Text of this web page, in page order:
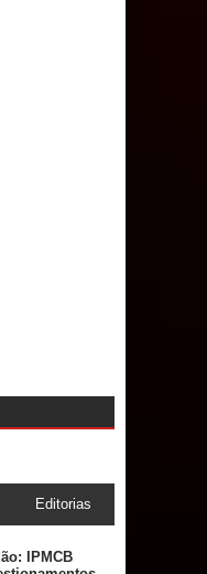
Editorias
IPMCB